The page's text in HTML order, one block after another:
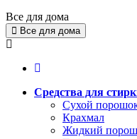
Все для дома
Все для дома
Средства для
Сухой
Крахмал
Жидкий